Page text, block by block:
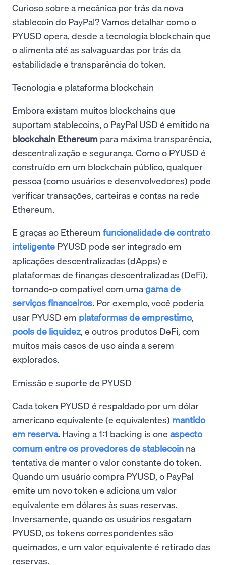
Curioso sobre a mecânica por trás da nova
stablecoin do PayPal? Vamos detalhar como o
PYUSD opera, desde a tecnologia blockchain que
o alimenta até as salvaguardas por trás da
estabilidade e transparência do token.
Tecnologia e plataforma blockchain
Embora existam muitos blockchains que
suportam stablecoins, o PayPal USD é emitido na
blockchain Ethereum para máxima transparência,
descentralização e segurança. Como o PYUSD é
construído em um blockchain público, qualquer
pessoa (como usuários e desenvolvedores) pode
verificar transações, carteiras e contas na rede
Ethereum.
E graças ao Ethereum funcionalidade de contrato
inteligente PYUSD pode ser integrado em
aplicações descentralizadas (dApps) e
plataformas de finanças descentralizadas (DeFi),
tornando-o compatível com umagama de
serviços financeiros. Por exemplo, você poderia
usar PYUSD em plataformas de empréstimo,
pools de liquidez, e outros produtos DeFi, com
muitos mais casos de uso ainda a serem
explorados.
Emissão e suporte de PYUSD
Cada token PYUSD é respaldado por um dólar
americano equivalente (e equivalentes) mantido
em reserva. Having a 1:1 backing is one aspecto
comum entre os provedores de stablecoin na
tentativa de manter o valor constante do token.
Quando um usuário compra PYUSD, o PayPal
emite um novo token e adiciona um valor
equivalente em dólares às suas reservas.
Inversamente, quando os usuários resgatam
PYUSD, os tokens correspondentes são
queimados, e um valor equivalente é retirado das
reservas.